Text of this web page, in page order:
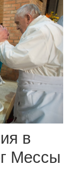
в
Мессы